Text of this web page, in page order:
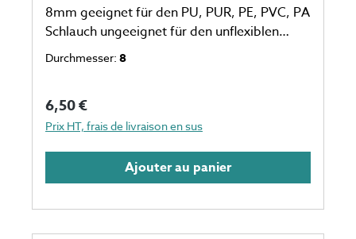
8mm geeignet für den PU, PUR, PE, PVC, PA
Schlauch ungeeignet für den unflexiblen
Schlauch eine Verpackungseinheit einspricht
Durchmesser: 8
Prix régulier :
6,50 €
Prix HT, frais de livraison en sus
Ajouter au panier